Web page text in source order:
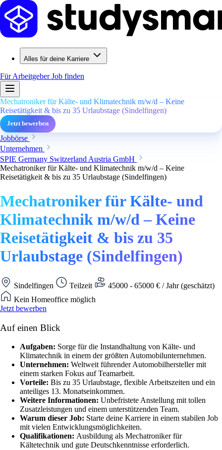
Alles für deine Karriere
Für ArbeitgeberJob finden
Mechatroniker für Kälte- und Klimatechnik m/w/d – Keine
Reisetätigkeit & bis zu 35 Urlaubstage (Sindelfingen)
Jetzt bewerben
Jobbörse
Unternehmen
SPIE Germany Switzerland Austria GmbH
Mechatroniker für Kälte- und Klimatechnik m/w/d – Keine
Reisetätigkeit & bis zu 35 Urlaubstage (Sindelfingen)
Mechatroniker für Kälte- und
Klimatechnik m/w/d – Keine
Reisetätigkeit & bis zu 35
Urlaubstage (Sindelfingen)
Sindelfingen Teilzeit
45000 - 65000 € / Jahr (geschätzt)
Kein Homeoffice möglich
Jetzt bewerben
Auf einen Blick
Aufgaben: Sorge für die Instandhaltung von Kälte- und
Klimatechnik in einem der größten Automobilunternehmen.
Unternehmen: Weltweit führender Automobilhersteller mit
einem starken Fokus auf Teamarbeit.
Vorteile: Bis zu 35 Urlaubstage, flexible Arbeitszeiten und ein
anteiliges 13. Monatseinkommen.
Weitere Informationen: Unbefristete Anstellung mit tollen
Zusatzleistungen und einem unterstützenden Team.
Warum dieser Job: Starte deine Karriere in einem stabilen Job
mit vielen Entwicklungsmöglichkeiten.
Qualifikationen: Ausbildung als Mechatroniker für
Kältetechnik und gute Deutschkenntnisse erforderlich.